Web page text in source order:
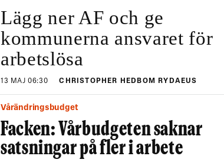
Lägg ner AF och ge
kommunerna ansvaret för
arbetslösa
13 MAJ 06:30 CHRISTOPHER HEDBOM RYDAEUS
Vårändringsbudget
Facken: Vårbudgeten saknar
satsningar på fler i arbete